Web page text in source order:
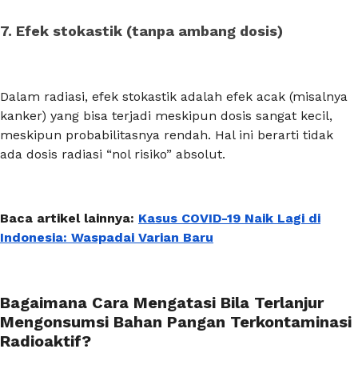
7. Efek stokastik (tanpa ambang dosis)
Dalam radiasi, efek stokastik adalah efek acak (misalnya
kanker) yang bisa terjadi meskipun dosis sangat kecil,
meskipun probabilitasnya rendah. Hal ini berarti tidak
ada dosis radiasi “nol risiko” absolut.
Baca artikel lainnya: Kasus COVID-19 Naik Lagi di
Indonesia: Waspadai Varian Baru
Bagaimana Cara Mengatasi Bila Terlanjur
Mengonsumsi Bahan Pangan Terkontaminasi
Radioaktif?